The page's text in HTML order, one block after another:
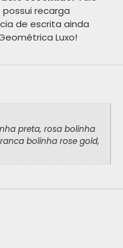
recarga
de escrita ainda
Luxo!
preta, rosa bolinha
bolinha rose gold,